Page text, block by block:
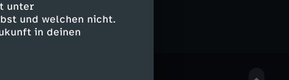
unter
und welchen nicht.
in deinen